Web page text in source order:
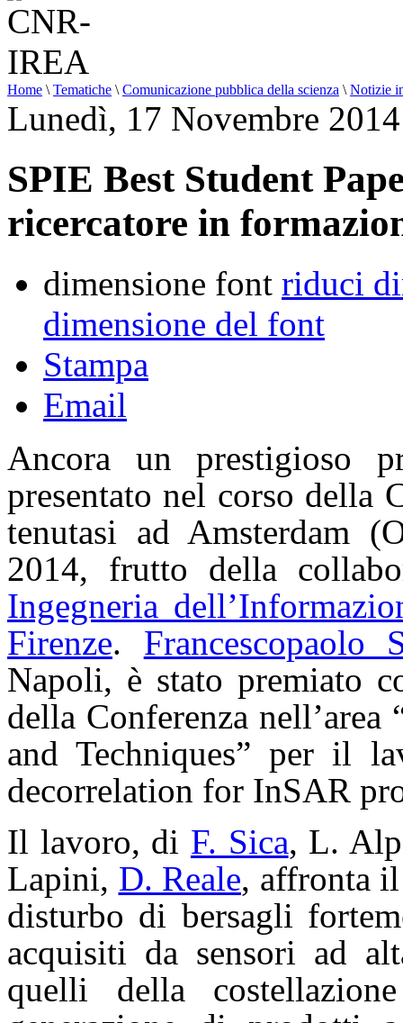
Home \ Tematiche \ Comunicazione pubblica della scienza \ Notizie
Lunedì, 17 Novembre
SPIE Best Student
ricercatore in
dimensione font riduci
dimensione del font
Stampa
Email
Ancora un prestigioso
presentato nel corso della
tenutasi ad Amsterdam
2014, frutto della
Ingegneria
Firenze. Francescopaolo
Napoli, è stato premiato
della Conferenza
and Techniques” per il
decorrelation for InSAR
Il lavoro, di F. Sica, L.
Lapini, D. Reale, affronta
disturbo di bersagli
acquisiti da sensori ad
quelli della